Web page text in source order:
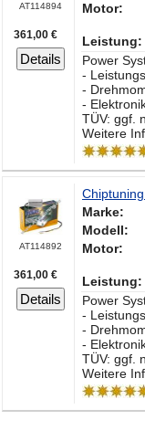
AT114894
361,00 €
Details
Motor:
Leistung:
Power
-
-
-
TÜV: ggf.
Weitere
AT114892
361,00 €
Details
Marke:
Modell:
Motor:
Leistung:
Power
-
-
-
TÜV: ggf.
Weitere